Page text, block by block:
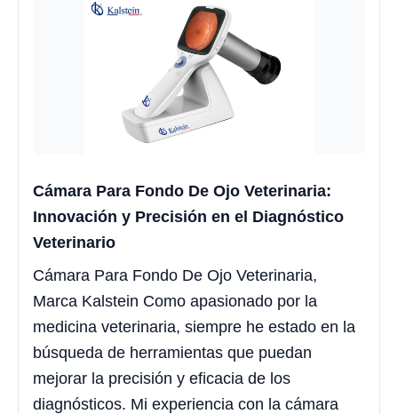
Cámara Para Fondo De Ojo Veterinaria:
Innovación y Precisión en el Diagnóstico
Veterinario
Cámara Para Fondo De Ojo Veterinaria,
Marca Kalstein Como apasionado por la
medicina veterinaria, siempre he estado en la
búsqueda de herramientas que puedan
mejorar la precisión y eficacia de los
diagnósticos. Mi experiencia con la cámara